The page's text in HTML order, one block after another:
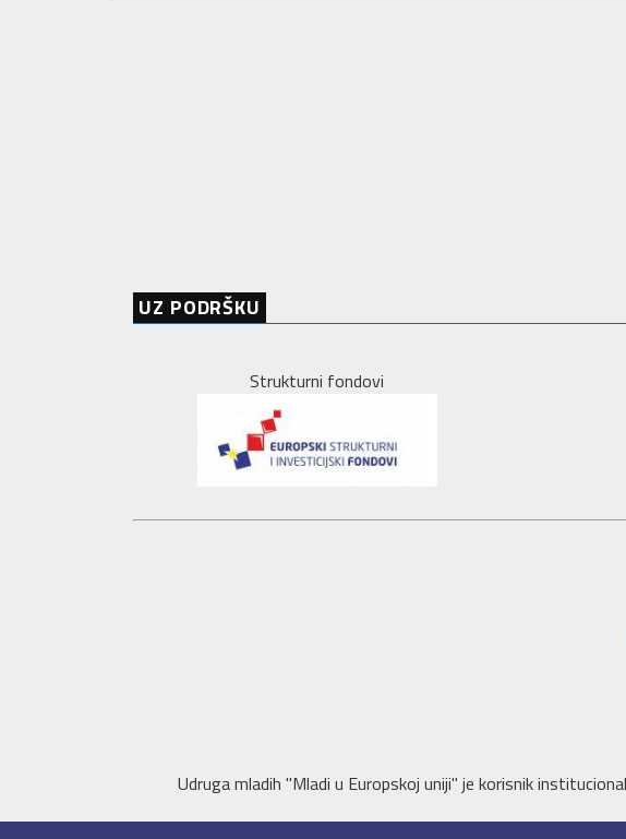
UZ PODRŠKU
Strukturni fondovi
Udruga mladih "Mladi u Europskoj uniji" je korisnik